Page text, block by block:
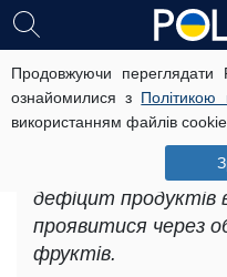
Продовжуючи переглядати
ознайомилися з Політикою
використанням файлів cookie.
Дефіцит
області: перед
нова проблема
У разі збереження
дефіцит продуктів
проявитися через
фруктів.